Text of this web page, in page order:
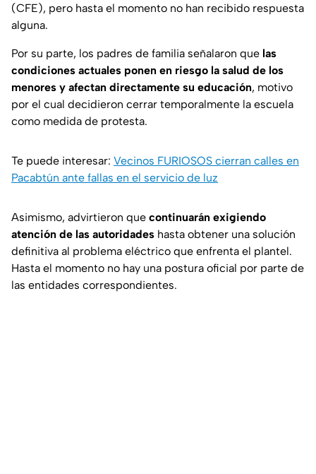
(CFE), pero hasta el momento no han recibido respuesta
alguna.
Por su parte, los padres de familia señalaron que las
condiciones actuales ponen en riesgo la salud de los
menores y afectan directamente su educación, motivo
por el cual decidieron cerrar temporalmente la escuela
como medida de protesta.
Te puede interesar: Vecinos FURIOSOS cierran calles en
Pacabtún ante fallas en el servicio de luz
Asimismo, advirtieron que continuarán exigiendo
atención de las autoridades hasta obtener una solución
definitiva al problema eléctrico que enfrenta el plantel.
Hasta el momento no hay una postura oficial por parte de
las entidades correspondientes.